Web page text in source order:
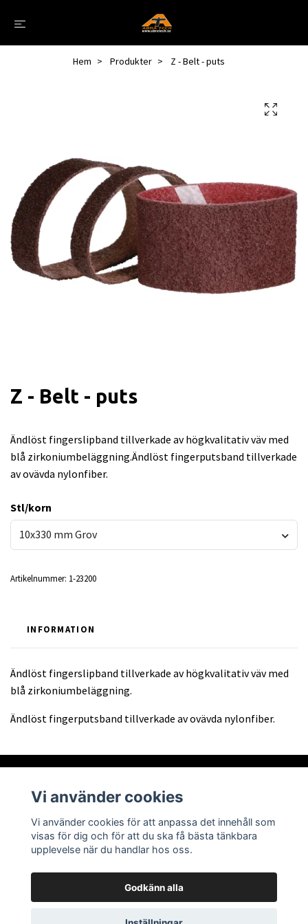
Hem Produkter Z - Belt - puts
Z - Belt - puts
Ändlöst fingerslipband tillverkade av högkvalitativ väv med
blå zirkoniumbeläggning.Ändlöst fingerputsband tillverkade
av ovävda nylonfiber.
Stl/korn
10x330 mm Grov
Artikelnummer: 1-23200
INFORMATION
Ändlöst fingerslipband tillverkade av högkvalitativ väv med
blå zirkoniumbeläggning.
Ändlöst fingerputsband tillverkade av ovävda nylonfiber.
Om oss
Läs mer
© 2026 Abra Tech ABPowered by Quickbutik
Vi använder cookies
Vi använder cookies för att anpassa det innehåll som
visas för dig och för att du ska få bästa tänkbara
upplevelse när du handlar hos oss.
Godkänn alla